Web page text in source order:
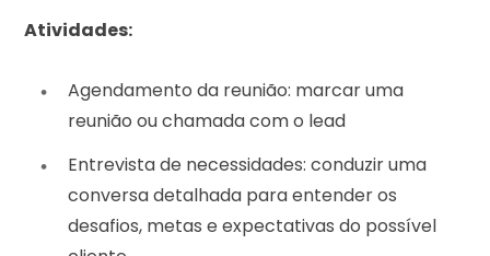
Atividades:
Agendamento da reunião: marcar uma
reunião ou chamada com o lead
Entrevista de necessidades: conduzir uma
conversa detalhada para entender os
desafios, metas e expectativas do possível